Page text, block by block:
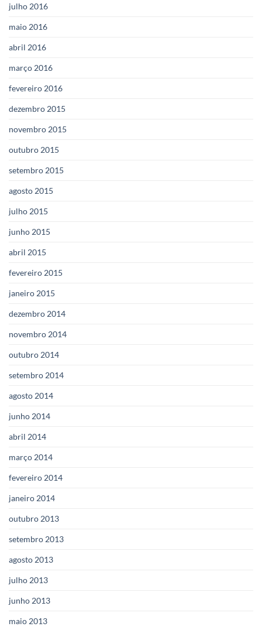
julho 2016
maio 2016
abril 2016
março 2016
fevereiro 2016
dezembro 2015
novembro 2015
outubro 2015
setembro 2015
agosto 2015
julho 2015
junho 2015
abril 2015
fevereiro 2015
janeiro 2015
dezembro 2014
novembro 2014
outubro 2014
setembro 2014
agosto 2014
junho 2014
abril 2014
março 2014
fevereiro 2014
janeiro 2014
outubro 2013
setembro 2013
agosto 2013
julho 2013
junho 2013
maio 2013